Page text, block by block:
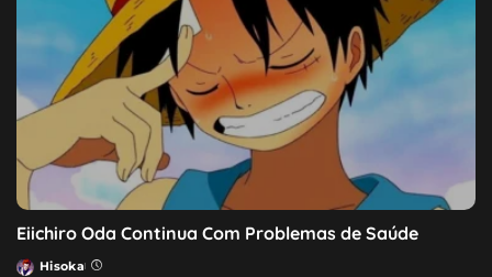
Eiichiro Oda Continua Com Problemas de Saúde
Hisoka